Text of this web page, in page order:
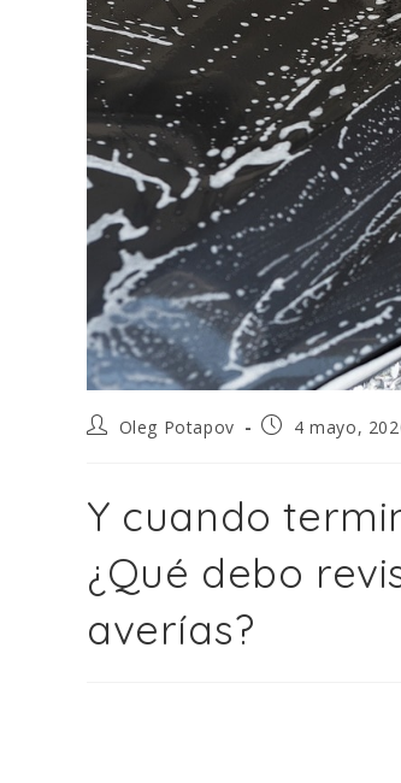
Oleg Potapov 4 mayo,
Y cuando
¿Qué debo
averías?